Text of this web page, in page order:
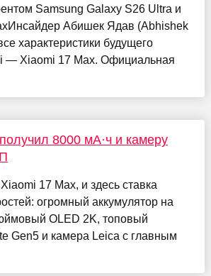
Samsung Galaxy S26 Ultra и
Абишек Ядав (Abhishek
характеристики будущего
— Xiaomi 17 Max. Официальная
8000 мА·ч и камеру
17 Max, и здесь ставка
огромный аккумулятор на
OLED 2K, топовый
Gen5 и камера Leica с главным